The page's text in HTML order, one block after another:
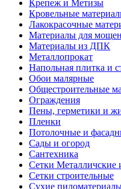
Крепеж и Метизы
Кровельные
Лакокрасочные
Материалы для
Материалы из ДПК
Металлопрокат
Напольная плитка и
Обои малярные
Общестроительные
Ограждения
Пены, герметики и
Пленки
Потолочные и
Сады и огород
Сантехника
Сетки Металличские
Сетки строительные
Сухие